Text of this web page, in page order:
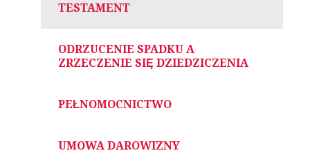
TESTAMENT
ODRZUCENIE SPADKU A
ZRZECZENIE SIĘ DZIEDZICZENIA
PEŁNOMOCNICTWO
UMOWA DAROWIZNY